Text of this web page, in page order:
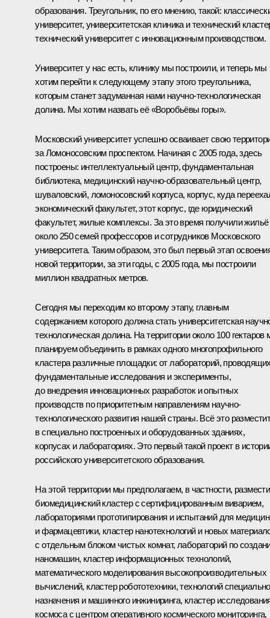
образования. Треугольник, по его мнению, такой:
университет, университетская клиника и технический
технический университет с инновационным производством.
Университет у нас есть, клинику мы построили, и теперь мы
хотим перейти к следующему этапу этого треугольника,
которым станет задуманная нами научно-технологическая
долина. Мы хотим назвать её «Воробьёвы горы».
Московский университет успешно осваивает свою
за Ломоносовским проспектом. Начиная с 2005 года, здесь
построены: интеллектуальный центр, фундаментальная
библиотека, медицинский научно-образовательный центр,
шуваловский, ломоносовский корпуса, корпус, куда
экономический факультет, этот корпус, где юридический
факультет, жилые комплексы. За это время получили жильё
около 250 семей профессоров и сотрудников Московского
университета. Таким образом, это был первый этап
новой территории, за эти годы, с 2005 года, мы построили
миллион квадратных метров.
Сегодня мы переходим ко второму этапу, главным
содержанием которого должна стать университетская
технологическая долина. На территории около 100 гектаров
планируем объединить в рамках одного многопрофильного
кластера различные площадки: от лабораторий,
фундаментальные исследования и эксперименты,
до внедрения инновационных разработок и опытных
производств по приоритетным направлениям научно-
технологического развития нашей страны. Всё это
в специально построенных и оборудованных зданиях,
корпусах и лабораториях. Это первый такой проект в
российского университетского образования.
На этой территории мы предполагаем, в частности,
биомедицинский кластер с сертифицированным виварием,
лабораториями прототипирования и испытаний для
и фармацевтики, кластер нанотехнологий и новых
с отдельным блоком чистых комнат, лабораторий по
наномашин, кластер информационных технологий,
математического моделирования высокопроизводительных
вычислений, кластер робототехники, технологий
назначения и машинного инжиниринга, кластер
космоса с центром оперативного космического мониторинга,